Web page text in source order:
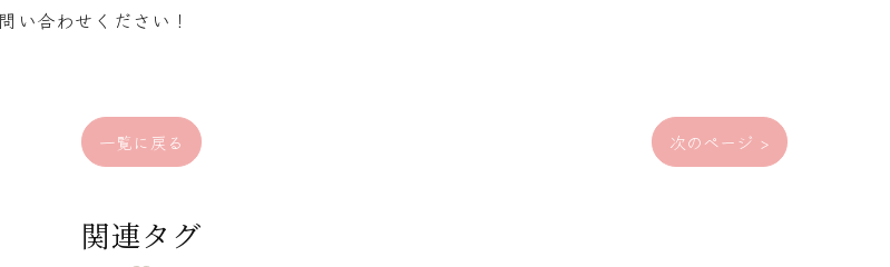
い合わせください！
一覧に戻る 次のページ >
関連タグ